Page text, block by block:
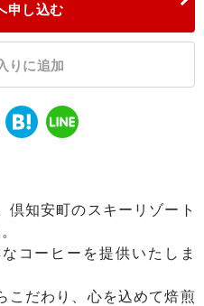
申し込む
りに追加
倶知安町のスキーリゾート
コーヒーを提供いたしま
こだわり、心を込めて焙煎